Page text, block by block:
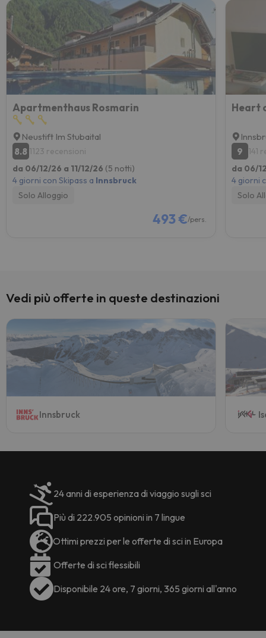
Apartmenthaus Rosmarin
Neustift Im Stubaital
8.8 1123 recensioni
da 06/12/26 a 11/12/26 (5 notti)
4 giorni con Skipass a Innsbruck
Solo Alloggio
493 €/pers.
Heart
9
141
da 06/
4 giorni
Solo
Vedi più offerte in queste destinazioni
Innsbruck
24 anni di esperienza di viaggio sugli sci
Più di 222.905 opinioni in 7 lingue
Ottimi prezzi per le offerte di sci in Europa
Offerte di sci flessibili
Disponibile 24 ore, 7 giorni, 365 giorni all'anno